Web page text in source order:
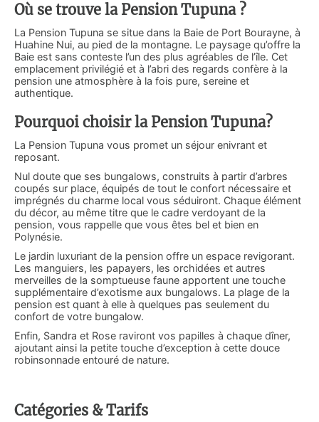
Où se trouve la Pension Tupuna ?
La Pension Tupuna se situe dans la Baie de Port Bourayne, à
Huahine Nui, au pied de la montagne. Le paysage qu’offre la
Baie est sans conteste l’un des plus agréables de l’île. Cet
emplacement privilégié et à l’abri des regards confère à la
pension une atmosphère à la fois pure, sereine et
authentique.
Pourquoi choisir la Pension Tupuna?
La Pension Tupuna vous promet un séjour enivrant et
reposant.
Nul doute que ses bungalows, construits à partir d’arbres
coupés sur place, équipés de tout le confort nécessaire et
imprégnés du charme local vous séduiront. Chaque élément
du décor, au même titre que le cadre verdoyant de la
pension, vous rappelle que vous êtes bel et bien en
Polynésie.
Le jardin luxuriant de la pension offre un espace revigorant.
Les manguiers, les papayers, les orchidées et autres
merveilles de la somptueuse faune apportent une touche
supplémentaire d’exotisme aux bungalows. La plage de la
pension est quant à elle à quelques pas seulement du
confort de votre bungalow.
Enfin, Sandra et Rose raviront vos papilles à chaque dîner,
ajoutant ainsi la petite touche d’exception à cette douce
robinsonnade entouré de nature.
Catégories & Tarifs